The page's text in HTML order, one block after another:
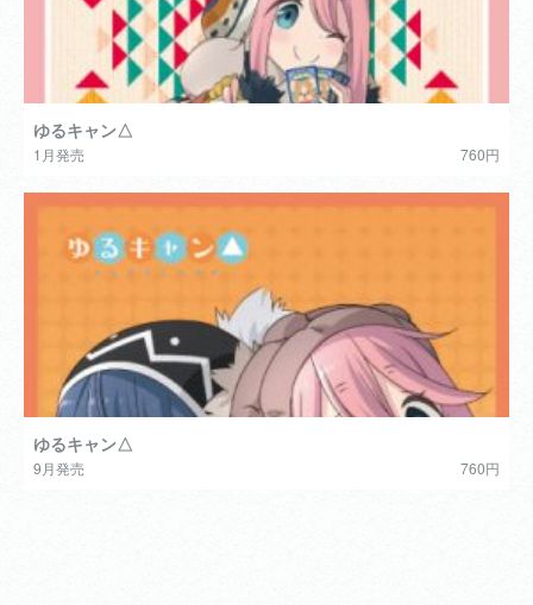
ゆるキャン△
1月発売 760円
ゆるキャン△
9月発売 760円